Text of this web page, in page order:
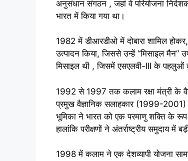
अनुसंधान संगठन , जहां वे परियोजना
भारत में किया गया था।
1982 में डीआरडीओ में दोबारा शामिल
उत्पादन किया, जिससे उन्हें “मिसाइल मैन”
मिसाइल थी , जिसमें एसएलवी-III के पहलुओं
1992 से 1997 तक कलाम रक्षा मंत्री के
प्रमुख वैज्ञानिक सलाहकार (1999-2001)
भूमिका ने भारत को एक परमाणु शक्ति के
हालांकि परीक्षणों ने अंतर्राष्ट्रीय समुदाय में
1998 में कलाम ने एक देशव्यापी योजना